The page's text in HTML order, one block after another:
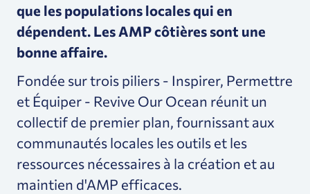
que les populations locales qui en
dépendent. Les AMP côtières sont une
bonne affaire.
Fondée sur trois piliers - Inspirer, Permettre
et Équiper - Revive Our Ocean réunit un
collectif de premier plan, fournissant aux
communautés locales les outils et les
ressources nécessaires à la création et au
maintien d'AMP efficaces.